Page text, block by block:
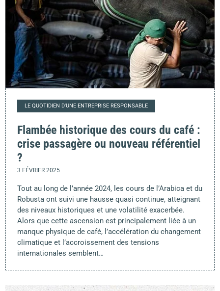
LE QUOTIDIEN D'UNE ENTREPRISE RESPONSABLE
Flambée historique des cours du café :
crise passagère ou nouveau référentiel
?
3 FÉVRIER 2025
Tout au long de l’année 2024, les cours de l’Arabica et du
Robusta ont suivi une hausse quasi continue, atteignant
des niveaux historiques et une volatilité exacerbée.
Alors que cette ascension est principalement liée à un
manque physique de café, l’accélération du changement
climatique et l’accroissement des tensions
internationales semblent…